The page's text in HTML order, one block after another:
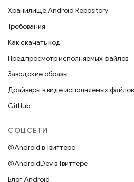
Хранилище Android Repository
Требования
Как скачать код
Предпросмотр исполняемых файлов
Заводские образы
Драйверы в виде исполняемых файлов
GitHub
СОЦСЕТИ
@Android в Твиттере
@AndroidDev в Твиттере
Блог Android